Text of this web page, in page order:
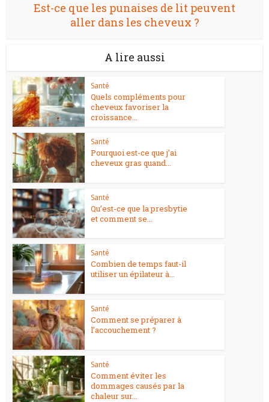
Est-ce que les punaises de lit peuvent
aller dans les cheveux ?
A lire aussi
Santé
Quels compléments pour
cheveux favoriser la
croissance...
Santé
Pourquoi est-ce que j’ai
cheveux gras quand...
Santé
Qu’est-ce que la presbytie
et comment se...
Santé
Combien de temps faut-il
utiliser un épilateur à...
Santé
Comment se préparer à
l’accouchement ?
Santé
Comment éviter les
dommages causés par la
chaleur sur...